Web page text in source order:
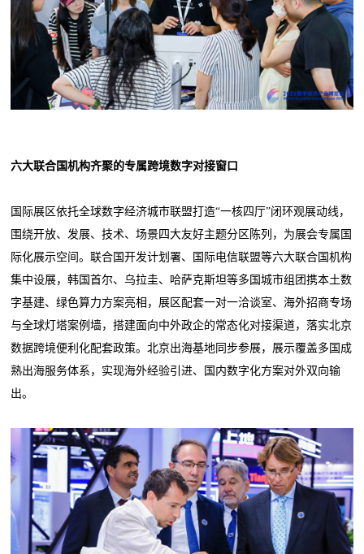
六大联合国机构齐聚的专属跨境数字对接窗口
国际展区依托全球数字经济城市联盟打造“一核四厅”闭环观展动线，
围绕开放、发展、技术、场景四大友好主题分区陈列，为展会专属国
际化展示空间。联合国开发计划署、国际电信联盟等六大联合国机构
集中设展，韩国首尔、乌拉圭、哈萨克斯坦等多国城市组团携本土数
字基建、绿色算力方案亮相，展区配套一对一洽谈室、海外招商专场
与全球灯塔案例墙，搭建面向中外政企的常态化对接渠道，落实北京
数据跨境便利化配套政策。北京出海基地同步参展，展示覆盖多国成
熟出海服务体系，实现海外经验引进、国内数字化方案对外双向输
出。